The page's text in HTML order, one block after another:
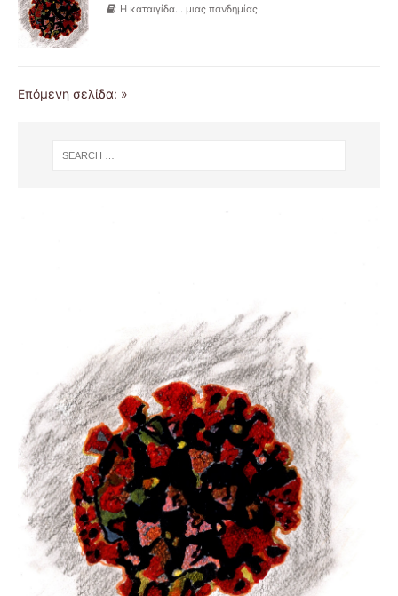
Η καταιγίδα... μιας πανδημίας
Επόμενη σελίδα: »